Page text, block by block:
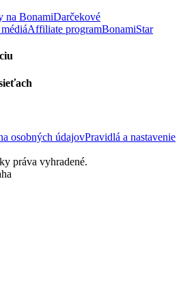
na BonamiDarčekové
Affiliate programBonamiStar
osobných údajovPravidlá a nastavenie
práva vyhradené.